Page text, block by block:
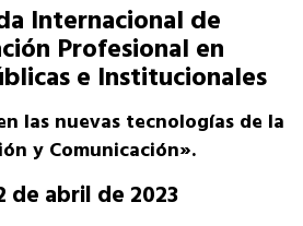
Internacional de
Profesional en
e Institucionales
las nuevas tecnologías de la
y Comunicación».
de abril de 2023